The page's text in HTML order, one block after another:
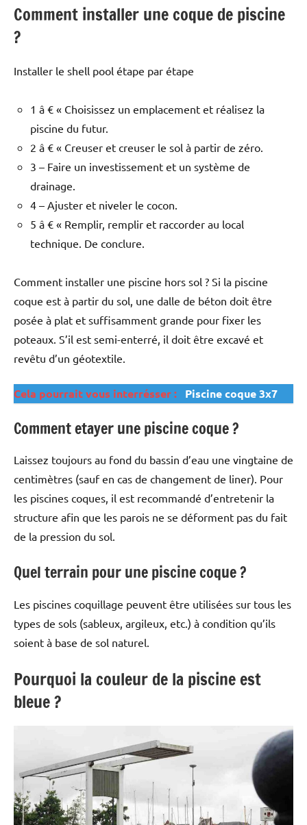
Comment installer une coque de piscine
?
Installer le shell pool étape par étape
1 â € « Choisissez un emplacement et réalisez la
piscine du futur.
2 â € « Creuser et creuser le sol à partir de zéro.
3 – Faire un investissement et un système de
drainage.
4 – Ajuster et niveler le cocon.
5 â € « Remplir, remplir et raccorder au local
technique. De conclure.
Comment installer une piscine hors sol ? Si la piscine
coque est à partir du sol, une dalle de béton doit être
posée à plat et suffisamment grande pour fixer les
poteaux. S’il est semi-enterré, il doit être excavé et
revêtu d’un géotextile.
Cela pourrait vous interrésser : Piscine coque 3x7
Comment etayer une piscine coque ?
Laissez toujours au fond du bassin d’eau une vingtaine de
centimètres (sauf en cas de changement de liner). Pour
les piscines coques, il est recommandé d’entretenir la
structure afin que les parois ne se déforment pas du fait
de la pression du sol.
Quel terrain pour une piscine coque ?
Les piscines coquillage peuvent être utilisées sur tous les
types de sols (sableux, argileux, etc.) à condition qu’ils
soient à base de sol naturel.
Pourquoi la couleur de la piscine est
bleue ?